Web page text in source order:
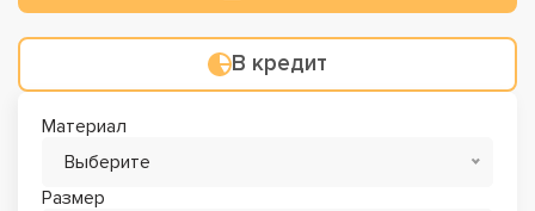
В кредит
Материал
Выберите
Размер